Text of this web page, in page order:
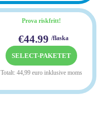
Prova riskfritt!
€44.99 /flaska
SELECT-PAKETET
Totalt: 44,99 euro inklusive moms